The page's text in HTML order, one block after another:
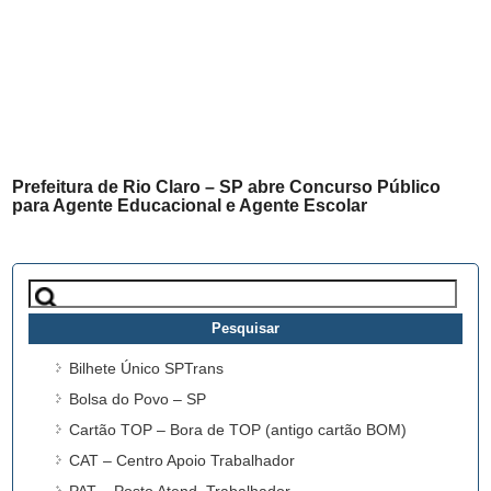
Prefeitura de Rio Claro – SP abre Concurso Público
para Agente Educacional e Agente Escolar
Pesquisar
por:
Bilhete Único SPTrans
Bolsa do Povo – SP
Cartão TOP – Bora de TOP (antigo cartão BOM)
CAT – Centro Apoio Trabalhador